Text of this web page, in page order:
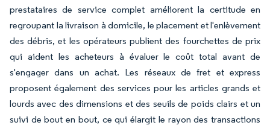
prestataires de service complet améliorent la certitude en
regroupant la livraison à domicile, le placement et l'enlèvement
des débris, et les opérateurs publient des fourchettes de prix
qui aident les acheteurs à évaluer le coût total avant de
s'engager dans un achat. Les réseaux de fret et express
proposent également des services pour les articles grands et
lourds avec des dimensions et des seuils de poids clairs et un
suivi de bout en bout, ce qui élargit le rayon des transactions